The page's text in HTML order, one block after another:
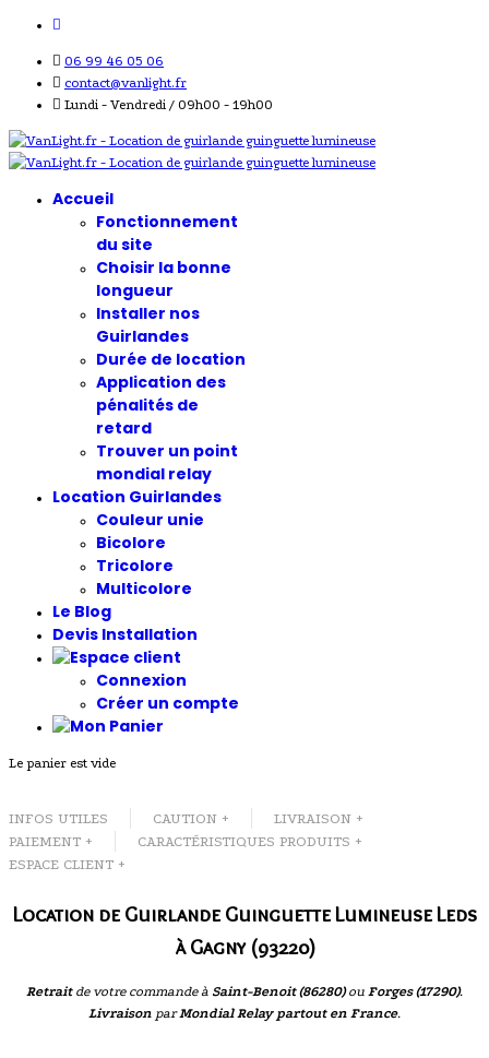
06 99 46 05 06
contact@vanlight.fr
Lundi - Vendredi / 09h00 - 19h00
Accueil
Fonctionnement
du site
Choisir la bonne
longueur
Installer nos
Guirlandes
Durée de location
Application des
pénalités de
retard
Trouver un point
mondial relay
Location Guirlandes
Couleur unie
Bicolore
Tricolore
Multicolore
Le Blog
Devis Installation
Connexion
Créer un compte
Le panier est vide
INFOS UTILES CAUTION +
LIVRAISON +
PAIEMENT +
CARACTÉRISTIQUES PRODUITS +
ESPACE CLIENT +
Location de Guirlande Guinguette Lumineuse Leds
à Gagny (93220)
Retraitde votre commande à Saint-Benoit (86280)ou Forges (17290).
Livraison parMondial Relay partout en France.